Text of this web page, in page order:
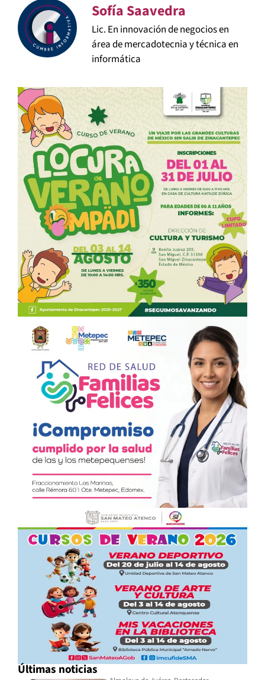
Sofía Saavedra
Lic. En innovación de negocios en
área de mercadotecnia y técnica en
informática
Últimas noticias